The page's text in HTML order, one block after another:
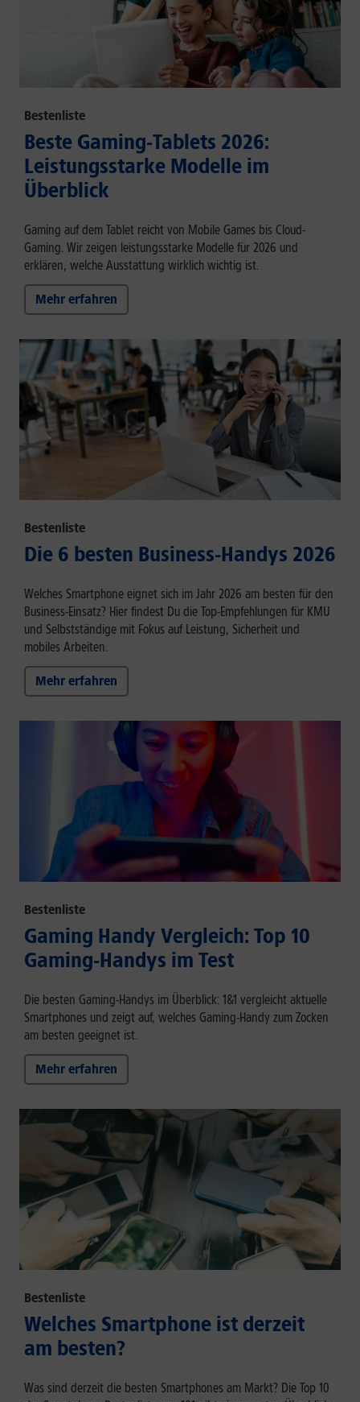
Bestenliste
Beste Gaming-Tablets 2026:
Leistungsstarke Modelle im
Überblick
Gaming auf dem Tablet reicht von Mobile Games bis Cloud-
Gaming. Wir zeigen leistungsstarke Modelle für 2026 und
erklären, welche Ausstattung wirklich wichtig ist.
Mehr erfahren
Bestenliste
Die 6 besten Business-Handys 2026
Welches Smartphone eignet sich im Jahr 2026 am besten für den
Business-Einsatz? Hier findest Du die Top-Empfehlungen für KMU
und Selbstständige mit Fokus auf Leistung, Sicherheit und
mobiles Arbeiten.
Mehr erfahren
Bestenliste
Gaming Handy Vergleich: Top 10
Gaming-Handys im Test
Die besten Gaming-Handys im Überblick: 1&1 vergleicht aktuelle
Smartphones und zeigt auf, welches Gaming-Handy zum Zocken
am besten geeignet ist.
Mehr erfahren
Bestenliste
Welches Smartphone ist derzeit
am besten?
Was sind derzeit die besten Smartphones am Markt? Die Top 10